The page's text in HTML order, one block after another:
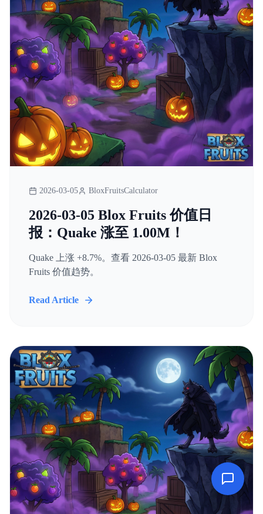
2026-03-05 BloxFruitsCalculator
2026-03-05 Blox Fruits 价值日
报：Quake 涨至 1.00M！
Quake 上涨 +8.7%。查看 2026-03-05 最新 Blox
Fruits 价值趋势。
Read Article